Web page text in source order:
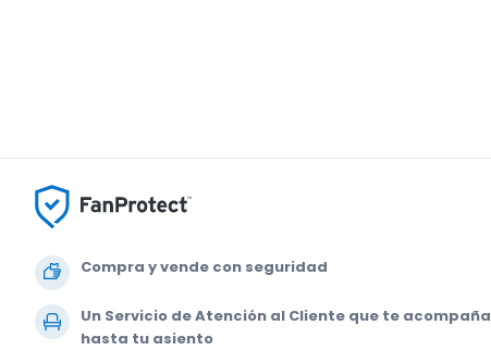
Compra y vende con seguridad
Un Servicio de Atención al Cliente que te acompaña
hasta tu asiento